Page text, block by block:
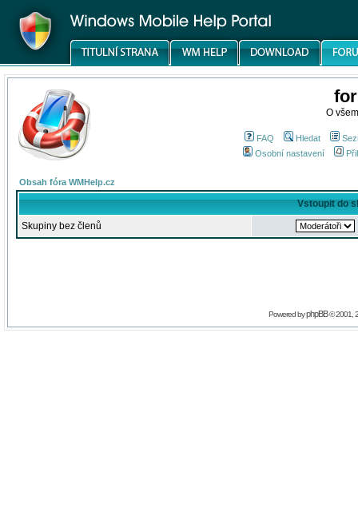
O
FAQ Hledat
Osobní nastavení
Obsah fóra WMHelp.cz
Vstoupit do
Skupiny bez členů
Powered byphpBB© 2001,